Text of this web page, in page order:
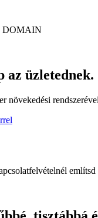
DOMAIN
az üzletednek.
növekedési
említsd